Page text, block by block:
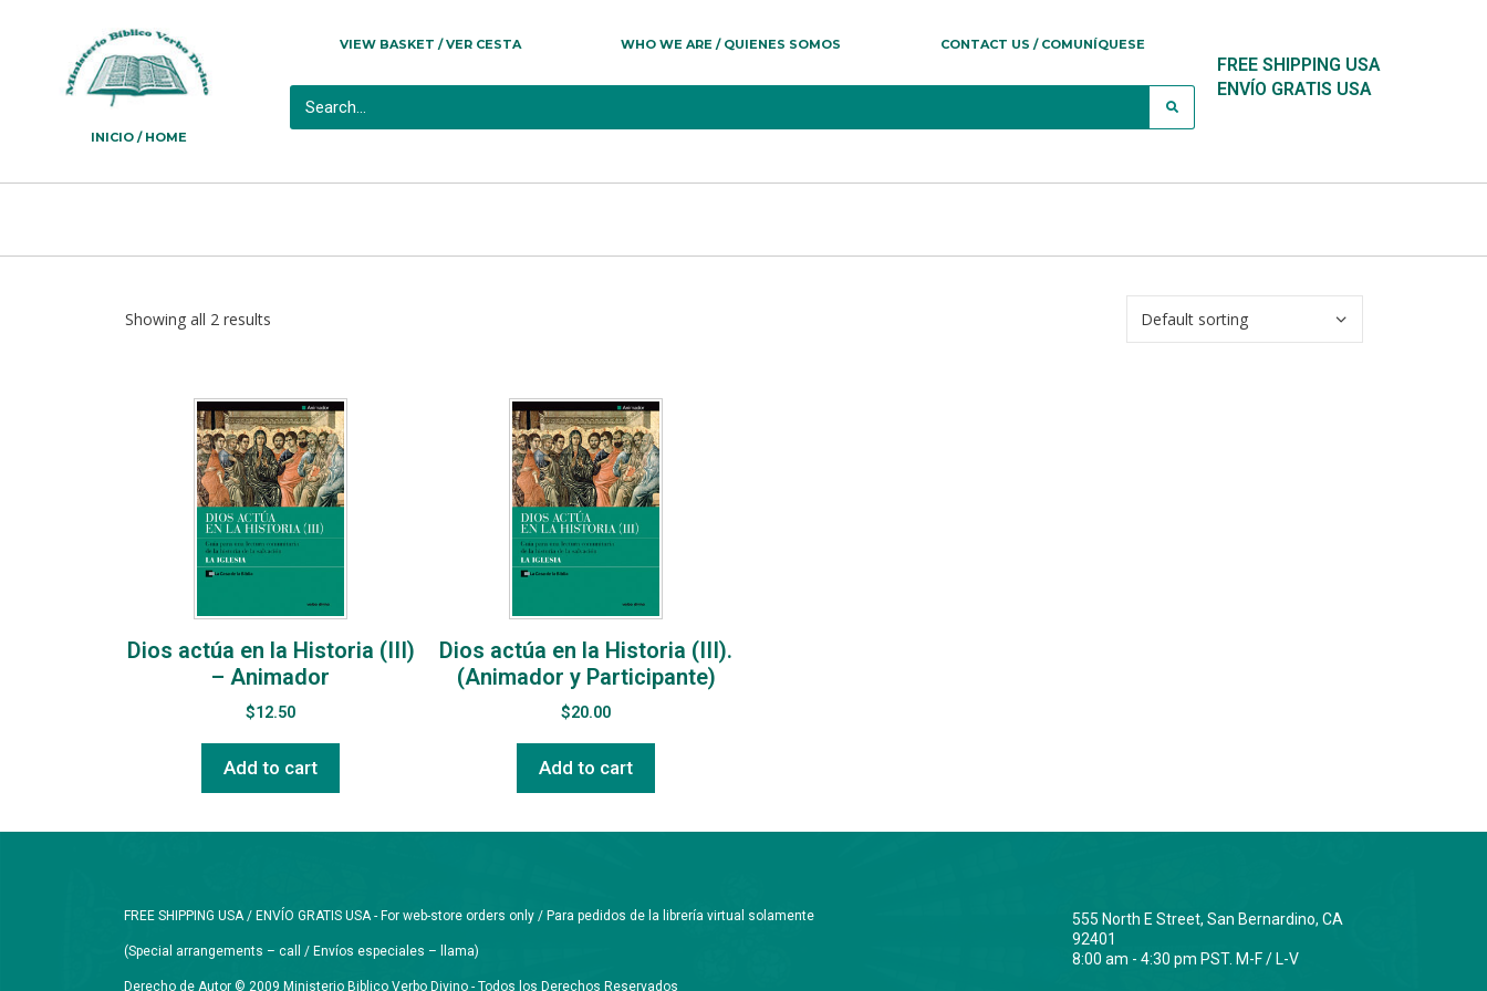
INICIO / HOME
VIEW BASKET / VER CESTA WHO WE ARE / QUIENES SOMOS CONTACT US / COMUNÍQUESE
FREE SHIPPING USA
ENVÍO GRATIS USA
Showing all 2 results
Dios actúa en la Historia (III)
– Animador
$12.50
Add to cart
Dios actúa en la Historia (III).
(Animador y Participante)
$20.00
Add to cart
FREE SHIPPING USA / ENVÍO GRATIS USA - For web-store orders only / Para pedidos de la librería virtual solamente
(Special arrangements – call / Envíos especiales – llama)
Derecho de Autor © 2009 Ministerio Biblico Verbo Divino - Todos los Derechos Reservados
555 North E Street, San Bernardino, CA
92401
8:00 am - 4:30 pm PST. M-F / L-V